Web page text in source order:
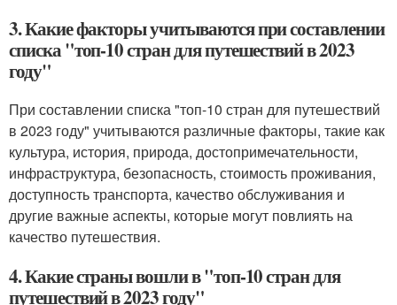
3. Какие факторы учитываются при составлении
списка "топ-10 стран для путешествий в 2023
году"
При составлении списка "топ-10 стран для путешествий
в 2023 году" учитываются различные факторы, такие как
культура, история, природа, достопримечательности,
инфраструктура, безопасность, стоимость проживания,
доступность транспорта, качество обслуживания и
другие важные аспекты, которые могут повлиять на
качество путешествия.
4. Какие страны вошли в "топ-10 стран для
путешествий в 2023 году"